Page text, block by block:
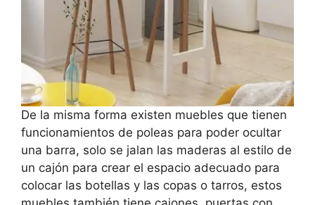
De la misma forma existen muebles que tienen
funcionamientos de poleas para poder ocultar
una barra, solo se jalan las maderas al estilo de
un cajón para crear el espacio adecuado para
colocar las botellas y las copas o tarros, estos